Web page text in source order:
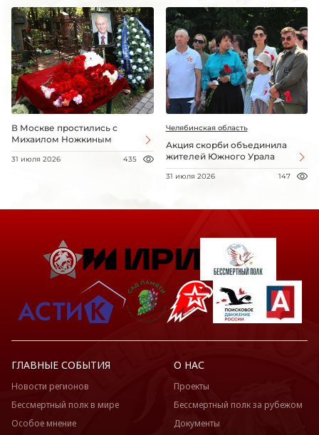
В Москве простились с
Михаилом Ножкиным
31 июля 2026 435
Челябинская область
Акция скорби объединила
жителей Южного Урала
31 июля 2026 147
ГЛАВНЫЕ СОБЫТИЯ
Новости регионов
Бессмертный полк в мире
Особое мнение
О НАС
Проекты
Бессмертный полк за рубежом
Документы